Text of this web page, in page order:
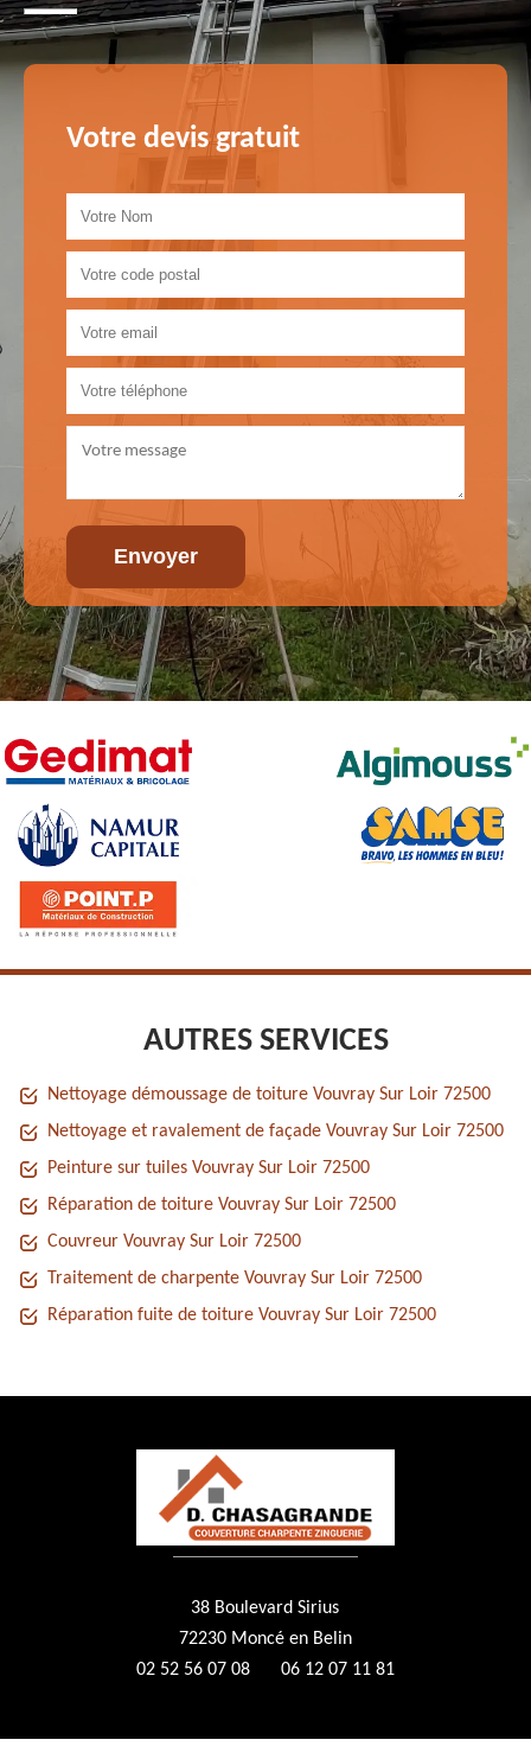
Votre devis gratuit
AUTRES SERVICES
Nettoyage démoussage de toiture Vouvray Sur Loir 72500
Nettoyage et ravalement de façade Vouvray Sur Loir 72500
Peinture sur tuiles Vouvray Sur Loir 72500
Réparation de toiture Vouvray Sur Loir 72500
Couvreur Vouvray Sur Loir 72500
Traitement de charpente Vouvray Sur Loir 72500
Réparation fuite de toiture Vouvray Sur Loir 72500
38 Boulevard Sirius
72230 Moncé en Belin
02 52 56 07 08
06 12 07 11 81